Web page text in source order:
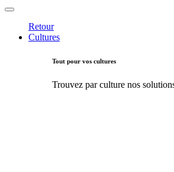
Retour
Cultures
Tout pour vos cultures
Trouvez par culture nos